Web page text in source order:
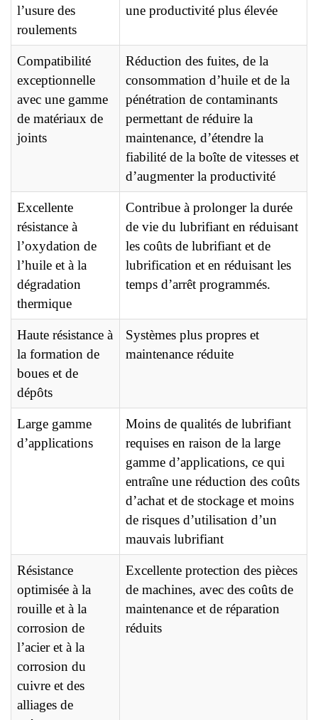
l’usure des
roulements
une productivité plus élevée
Compatibilité
exceptionnelle
avec une gamme
de matériaux de
joints
Réduction des fuites, de la
consommation d’huile et de la
pénétration de contaminants
permettant de réduire la
maintenance, d’étendre la
fiabilité de la boîte de vitesses et
d’augmenter la productivité
Excellente
résistance à
l’oxydation de
l’huile et à la
dégradation
thermique
Contribue à prolonger la durée
de vie du lubrifiant en réduisant
les coûts de lubrifiant et de
lubrification et en réduisant les
temps d’arrêt programmés.
Haute résistance à
la formation de
boues et de
dépôts
Systèmes plus propres et
maintenance réduite
Large gamme
d’applications
Moins de qualités de lubrifiant
requises en raison de la large
gamme d’applications, ce qui
entraîne une réduction des coûts
d’achat et de stockage et moins
de risques d’utilisation d’un
mauvais lubrifiant
Résistance
optimisée à la
rouille et à la
corrosion de
l’acier et à la
corrosion du
cuivre et des
alliages de
Excellente protection des pièces
de machines, avec des coûts de
maintenance et de réparation
réduits